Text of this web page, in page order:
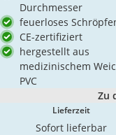
Durchmesser
feuerloses
CE-zertifiziert
hergestellt aus
medizinischem
PVC
Zu
Lieferzeit
Sofort lieferbar